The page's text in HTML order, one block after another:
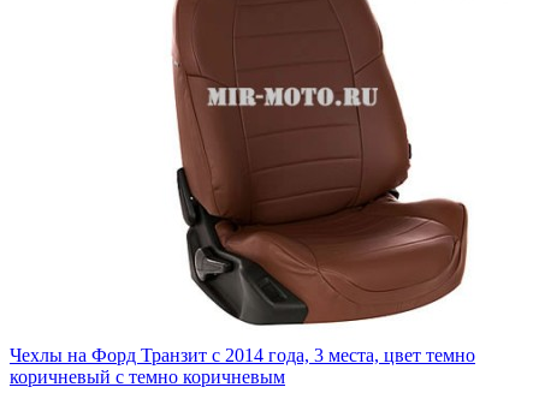
Чехлы на Форд Транзит с 2014 года, 3 места, цвет темно
коричневый с темно коричневым